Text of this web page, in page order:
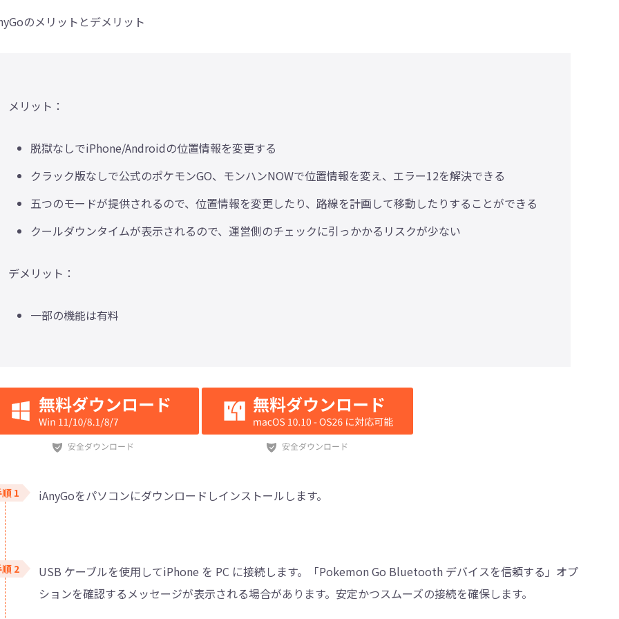
のメリットとデメリット
メリット：
脱獄なしでiPhone/Androidの位置情報を変更する
クラック版なしで公式のポケモンGO、モンハンNOWで位置情報を変え、エラー12を解決できる
五つのモードが提供されるので、位置情報を変更したり、路線を計画して移動したりすることができる
クールダウンタイムが表示されるので、運営側のチェックに引っかかるリスクが少ない
デメリット：
一部の機能は有料
iAnyGoをパソコンにダウンロードしインストールします。
USB ケーブルを使用してiPhone を PC に接続します。「Pokemon Go Bluetooth デバイスを信頼する」オプ
ションを確認するメッセージが表示される場合があります。安定かつスムーズの接続を確保します。